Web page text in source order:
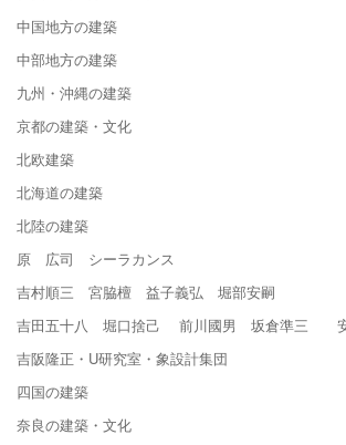
中国地方の建築
中部地方の建築
九州・沖縄の建築
京都の建築・文化
北欧建築
北海道の建築
北陸の建築
原 広司 シーラカンス
吉村順三 宮脇檀 益子義弘 堀部安嗣
吉田五十八 堀口捨己 前川國男 坂倉準三 安
吉阪隆正・U研究室・象設計集団
四国の建築
奈良の建築・文化